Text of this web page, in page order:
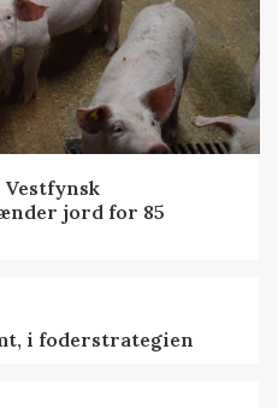
Vestfynsk
jord for 85
i foderstrategien